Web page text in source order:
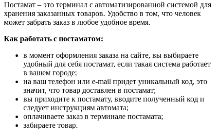
Постамат – это терминал с автоматизированной системой для
хранения заказанных товаров. Удобство в том, что человек
может забрать заказ в любое удобное время.
Как работать с постаматом:
в момент оформления заказа на сайте, вы выбираете
удобный для себя постамат, если такая система работает
в вашем городе;
на ваш телефон или e-mail придет уникальный код, это
значит, что товар доставлен в постамат;
вы приходите к постамату, вводите полученный код и
следует инструкциям автомата;
оплачиваете заказ в терминале постамата;
забираете товар.